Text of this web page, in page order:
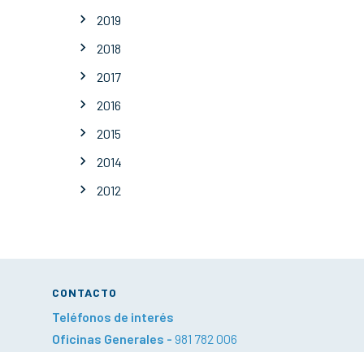
2019
2018
2017
2016
2015
2014
2012
CONTACTO
Teléfonos de interés
Oficinas Generales - 981 782 006